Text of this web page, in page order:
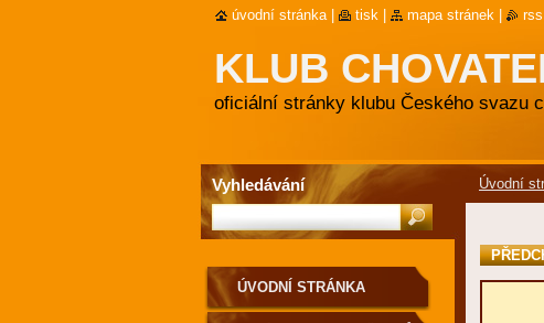
KLUB
oficiální stránky klubu Českého svazu
Úvodní
ÚVODNÍ STRÁNKA
Vyhledávání
úvodní stránka tisk mapa stránek rss